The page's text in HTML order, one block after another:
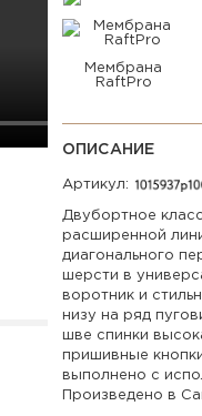
Мембрана
RaftPro
ОПИСАНИЕ
Артикул:
Двубортное
расширенной
диагонального
шерсти в
воротник и
низу на ряд
шве спинки
пришивные
выполнено с
Произведено в